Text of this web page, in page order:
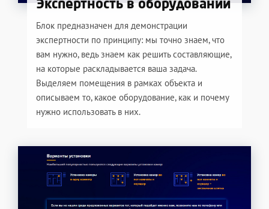
Экспертность в оборудовании
Блок предназначен для демонстрации
экспертности по принципу: мы точно знаем, что
вам нужно, ведь знаем как решить составляющие,
на которые раскладывается ваша задача.
Выделяем помещения в рамках объекта и
описываем то, какое оборудование, как и почему
нужно использовать в них.